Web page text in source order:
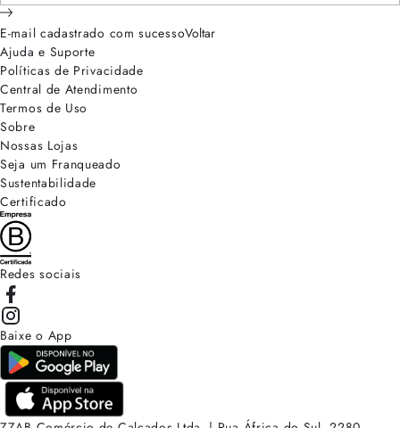
E-mail cadastrado com sucessoVoltar
Ajuda e Suporte
Políticas de Privacidade
Central de Atendimento
Termos de Uso
Sobre
Nossas Lojas
Seja um Franqueado
Sustentabilidade
Certificado
Redes sociais
Baixe o App